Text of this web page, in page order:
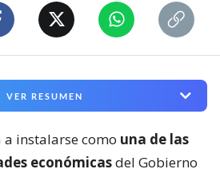
VER RESUMEN
a instalarse como una de las
económicasdel Gobierno